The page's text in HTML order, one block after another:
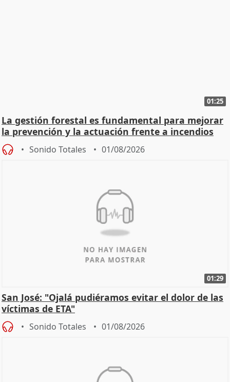
01:25
La gestión forestal es fundamental para mejorar
la prevención y la actuación frente a incendios
Sonido Totales 01/08/2026
01:29
San José: "Ojalá pudiéramos evitar el dolor de las
víctimas de ETA"
Sonido Totales 01/08/2026